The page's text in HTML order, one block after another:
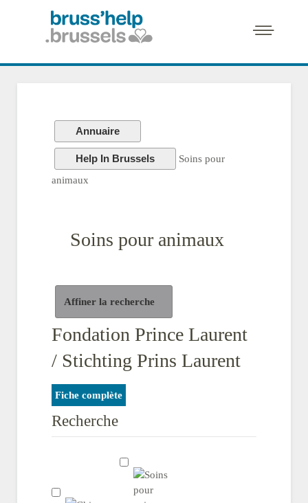
Annuaire
Help In Brussels
Soins pour
animaux
Soins pour animaux
Affiner la recherche
Fondation Prince Laurent
/ Stichting Prins Laurent
Fiche complète
Recherche